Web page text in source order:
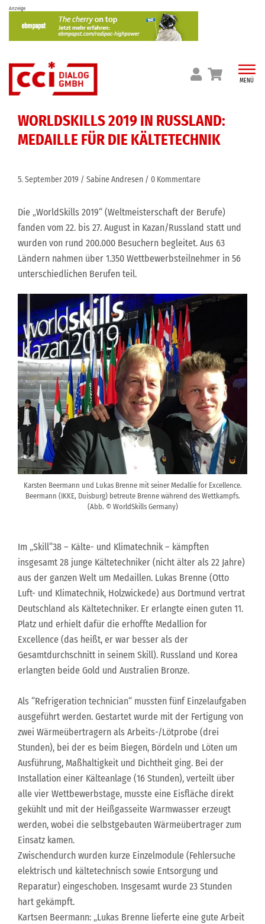
Skip
content
Anzeige
MENÜ
WORLDSKILLS 2019 IN RUSSLAND:
MEDAILLE FÜR DIE KÄLTETECHNIK
5. September 2019 Sabine Andresen 0 Kommentare
Die „WorldSkills 2019“ (Weltmeisterschaft der Berufe)
fanden vom 22. bis 27. August in Kazan/Russland statt und
wurden von rund 200.000 Besuchern begleitet. Aus 63
Ländern nahmen über 1.350 Wettbewerbsteilnehmer in 56
unterschiedlichen Berufen teil.
Karsten Beermann und Lukas Brenne mit seiner Medallie for Excellence.
Beermann (IKKE, Duisburg) betreute Brenne während des Wettkampfs.
(Abb. © WorldSkills Germany)
Im „Skill“38 – Kälte- und Klimatechnik – kämpften
insgesamt 28 junge Kältetechniker (nicht älter als 22 Jahre)
aus der ganzen Welt um Medaillen. Lukas Brenne (Otto
Luft- und Klimatechnik, Holzwickede) aus Dortmund vertrat
Deutschland als Kältetechniker. Er erlangte einen guten 11.
Platz und erhielt dafür die erhoffte Medallion for
Excellence (das heißt, er war besser als der
Gesamtdurchschnitt in seinem Skill). Russland und Korea
erlangten beide Gold und Australien Bronze.
Als “Refrigeration technician“ mussten fünf Einzelaufgaben
ausgeführt werden. Gestartet wurde mit der Fertigung von
zwei Wärmeübertragern als Arbeits-/Lötprobe (drei
Stunden), bei der es beim Biegen, Bördeln und Löten um
Ausführung, Maßhaltigkeit und Dichtheit ging. Bei der
Installation einer Kälteanlage (16 Stunden), verteilt über
alle vier Wettbewerbstage, musste eine Eisfläche direkt
gekühlt und mit der Heißgasseite Warmwasser erzeugt
werden, wobei die selbstgebauten Wärmeübertrager zum
Einsatz kamen.
Zwischendurch wurden kurze Einzelmodule (Fehlersuche
elektrisch und kältetechnisch sowie Entsorgung und
Reparatur) eingeschoben. Insgesamt wurde 23 Stunden
hart gekämpft.
Kartsen Beermann: „Lukas Brenne lieferte eine gute Arbeit